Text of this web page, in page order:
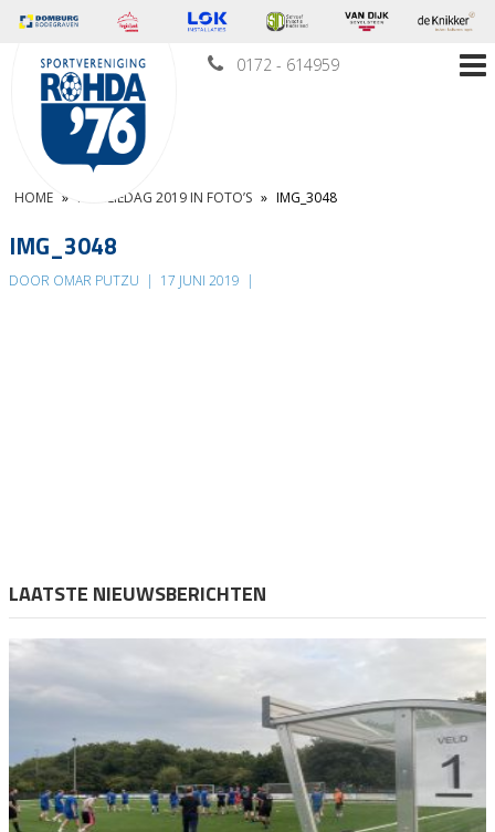
0172 - 614959
HOME » FAMILIEDAG 2019 IN FOTO’S » IMG_3048
IMG_3048
DOOR OMAR PUTZU | 17 JUNI 2019 |
LAATSTE NIEUWSBERICHTEN